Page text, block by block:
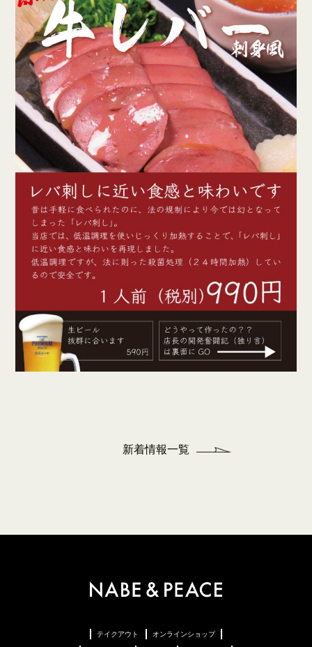
新着情報一覧
テイクアウト オンラインショップ